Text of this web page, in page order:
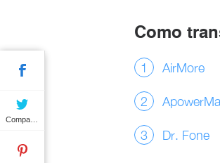
Como
AirMore
Dr. Fone